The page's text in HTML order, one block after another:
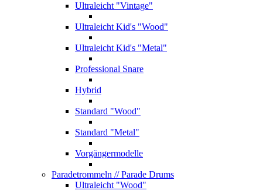
Ultraleicht "Vintage"
Ultraleicht Kid's "Wood"
Ultraleicht Kid's "Metal"
Professional Snare
Hybrid
Standard "Wood"
Standard "Metal"
Vorgängermodelle
Paradetrommeln // Parade Drums
Ultraleicht "Wood"